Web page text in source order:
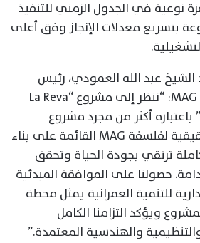
نوعية في الجدول الزمني للتنفيذ
بتسريع معدلات الإنجاز وفق أعلى
عبد الله العمودي، رئيس
مجلس إدارة مجموعة MAG: “ننظر إلى مشروع “La Reva
Signature Residence” باعتباره أكثر من مجرد مشروع
سكني؛ فهو ترجمة حقيقية لفلسفة MAG القائمة على بناء
ترتقي بجودة الحياة وتحقق
حصولنا على الموافقة المبدئية
للتنمية العمرانية يمثل محطة
ويؤكد التزامنا الكامل
والهندسية المعتمدة.”